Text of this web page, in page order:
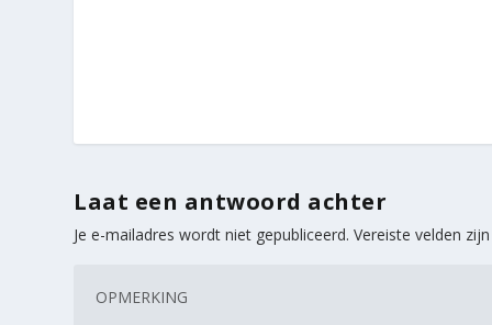
Laat een antwoord achter
Je e-mailadres wordt niet gepubliceerd. Vereiste velden